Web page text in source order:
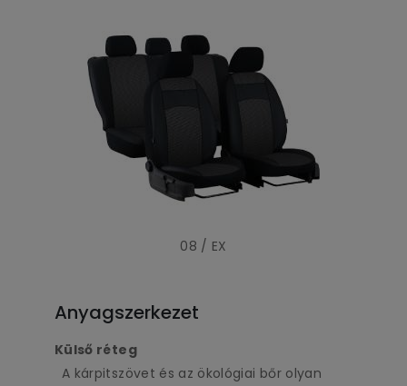
08 / EX
Anyagszerkezet
Külső réteg
A kárpitszövet és az ökológiai bőr olyan